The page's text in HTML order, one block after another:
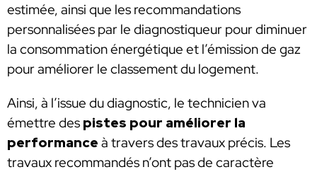
estimée, ainsi que les recommandations
personnalisées par le diagnostiqueur pour diminuer
la consommation énergétique et l’émission de gaz
pour améliorer le classement du logement.
Ainsi, à l’issue du diagnostic, le technicien va
émettre des pistes pour améliorer la
performance à travers des travaux précis. Les
travaux recommandés n’ont pas de caractère